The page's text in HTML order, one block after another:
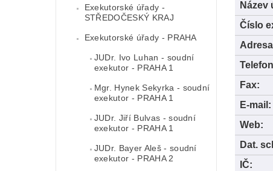
Exekutorské úřady -
STŘEDOČESKÝ KRAJ
Exekutorské úřady - PRAHA
JUDr. Ivo Luhan - soudní
exekutor - PRAHA 1
Mgr. Hynek Sekyrka - soudní
exekutor - PRAHA 1
JUDr. Jiří Bulvas - soudní
exekutor - PRAHA 1
JUDr. Bayer Aleš - soudní
exekutor - PRAHA 2
Název
Číslo
Fax:
E-mail:
Web:
Dat.
IČ: